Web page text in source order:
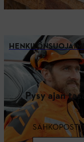
Pysy ajan